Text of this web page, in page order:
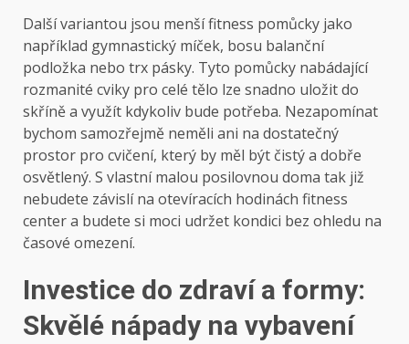
Další variantou jsou menší fitness pomůcky jako
například gymnastický míček, bosu balanční
podložka nebo trx pásky. Tyto pomůcky nabádající
rozmanité cviky pro celé tělo lze snadno uložit do
skříně a využít kdykoliv bude potřeba. Nezapomínat
bychom samozřejmě neměli ani na dostatečný
prostor pro cvičení, který by měl být čistý a dobře
osvětlený. S vlastní malou posilovnou doma tak již
nebudete závislí na otevíracích hodinách fitness
center a budete si moci udržet kondici bez ohledu na
časové omezení.
Investice do zdraví a formy:
Skvělé nápady na vybavení